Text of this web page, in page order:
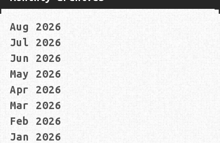
Aug 2026
Jul 2026
Jun 2026
May 2026
Apr 2026
Mar 2026
Feb 2026
Jan 2026